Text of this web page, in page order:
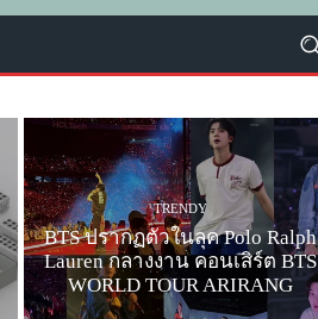
TRENDY
BTS ปรากฏตัวในลุค Polo Ralph
Lauren กลางงาน คอนเสิร์ต BTS
WORLD TOUR ARIRANG